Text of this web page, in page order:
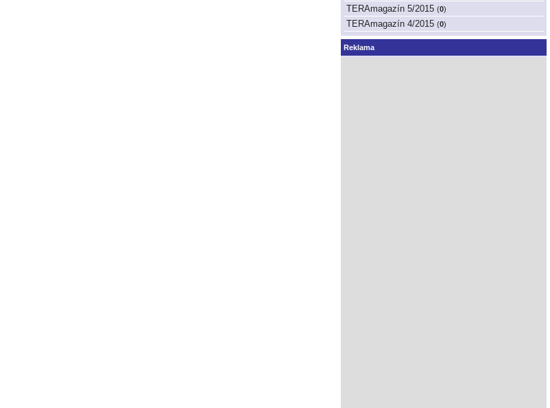
TERAmagazín 5/2015 (0)
TERAmagazín 4/2015 (0)
Reklama